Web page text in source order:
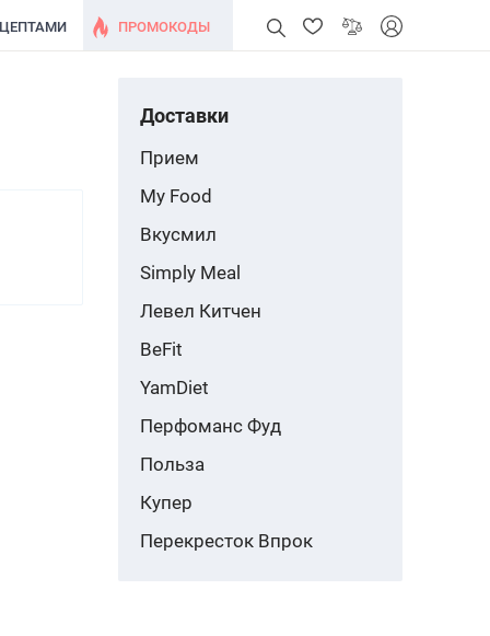
ПРОМОКОДЫ
Доставки
Прием
My Food
Вкусмил
Simply Meal
Левел Китчен
BeFit
YamDiet
Перфоманс Фуд
Польза
Купер
Перекресток Впрок